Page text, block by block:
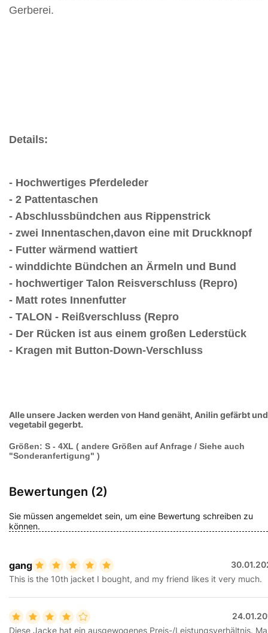
Gerberei.
Details:
- Hochwertiges Pferdeleder
- 2 Pattentaschen
- Abschlussbündchen aus Rippenstrick
- zwei Innentaschen,davon eine mit Druckknopf
- Futter wärmend wattiert
- winddichte Bündchen an Ärmeln und Bund
- hochwertiger Talon Reisverschluss (Repro)
- Matt rotes Innenfutter
- TALON - Reißverschluss (Repro
- Der Rücken ist aus einem großen Lederstück
- Kragen mit Button-Down-Verschluss
Alle unsere Jacken werden von Hand genäht, Anilin gefärbt und
vegetabil gegerbt.
Größen: S - 4XL ( andere Größen auf Anfrage / Siehe auch
"Sonderanfertigung" )
Bewertungen (2)
Sie müssen angemeldet sein, um eine Bewertung schreiben zu
können.
gang
This is the 10th jacket I bought, and my friend likes it very much.
Diese Jacke hat ein ausgewogenes Preis-/Leistungsverhältnis.